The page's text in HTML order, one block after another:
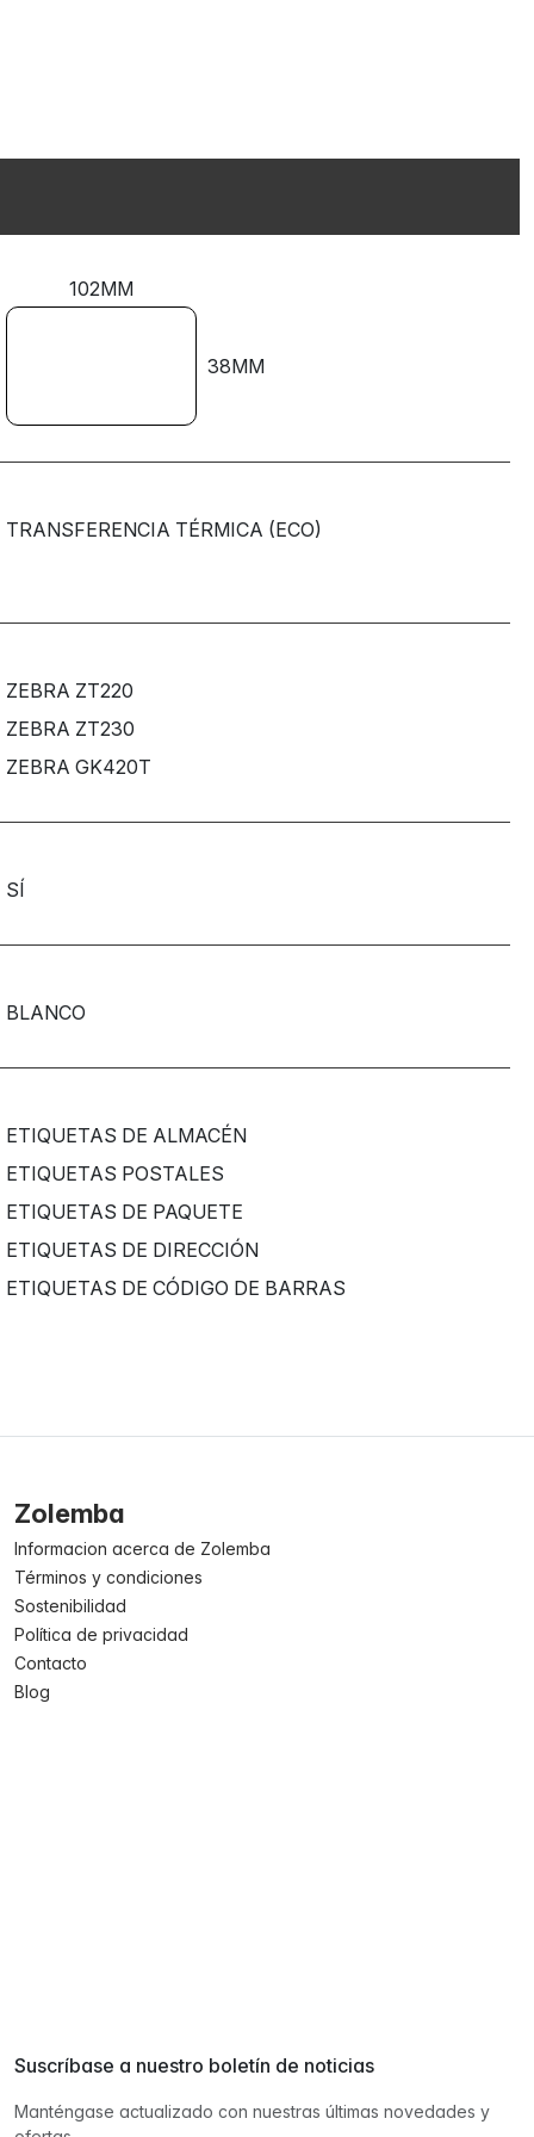
102MM
38MM
TRANSFERENCIA TÉRMICA (ECO)
ZEBRA ZT220
ZEBRA ZT230
ZEBRA GK420T
SÍ
BLANCO
ETIQUETAS DE ALMACÉN
ETIQUETAS POSTALES
ETIQUETAS DE PAQUETE
ETIQUETAS DE DIRECCIÓN
ETIQUETAS DE CÓDIGO DE BARRAS
Zolemba
Informacion acerca de Zolemba
Términos y condiciones
Sostenibilidad
Política de privacidad
Contacto
Blog
Suscríbase a nuestro boletín de noticias
Manténgase actualizado con nuestras últimas novedades y